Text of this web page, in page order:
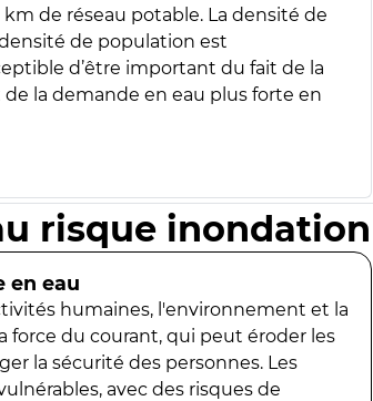
de réseau potable. La densité de
de population est
d’être important du fait de la
la demande en eau plus forte en
risque
en eau
humaines, l'environnement et la
force du courant, qui peut éroder les
la sécurité des personnes. Les
avec des risques de